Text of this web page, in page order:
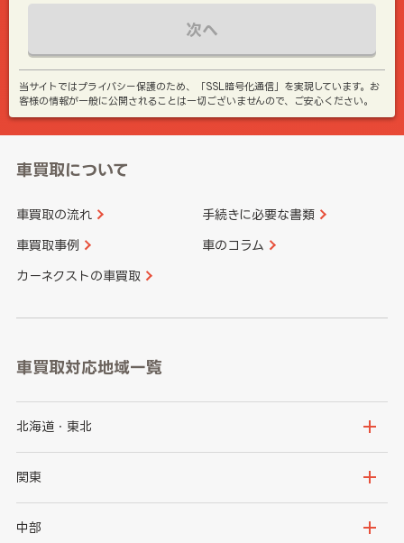
次へ
当サイトではプライバシー保護のため、「SSL暗号化通信」を実現しています。お
客様の情報が一般に公開されることは一切ございませんので、ご安心ください。
車買取について
車買取の流れ 手続きに必要な書類
車買取事例 車のコラム
カーネクストの車買取
車買取対応地域一覧
北海道・東北
北海道
岩手県
関東
茨城県
中部